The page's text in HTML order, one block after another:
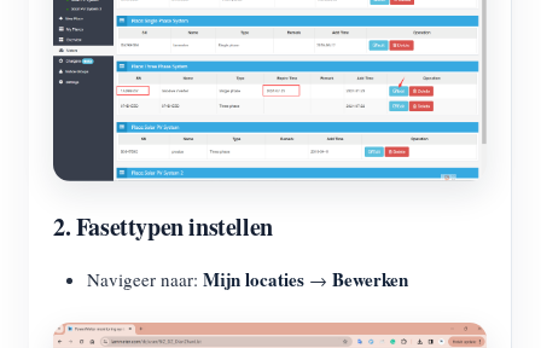
2. Fasettypen instellen
Navigeer naar: Mijn locaties → Bewerken